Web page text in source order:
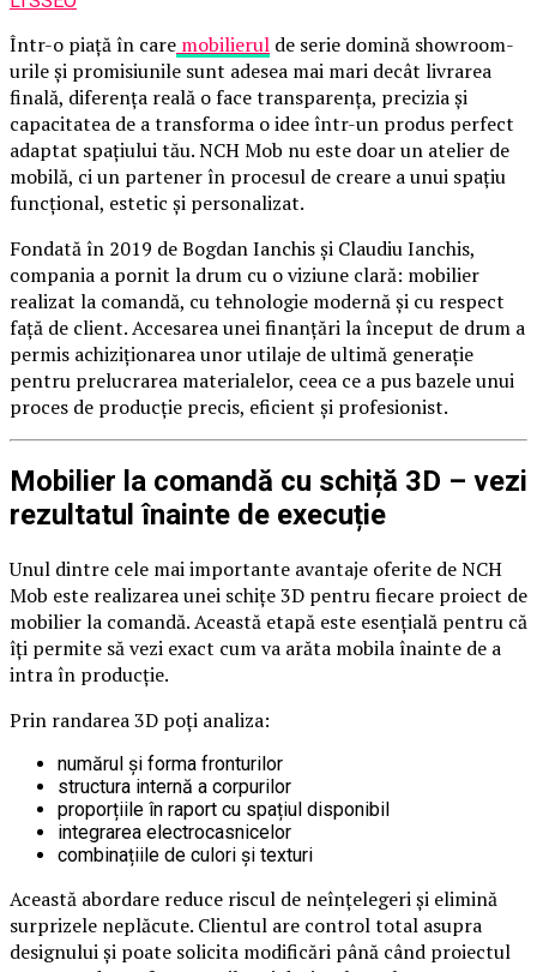
Într-o piață în care mobilierul de serie domină showroom-
urile și promisiunile sunt adesea mai mari decât livrarea
finală, diferența reală o face transparența, precizia și
capacitatea de a transforma o idee într-un produs perfect
adaptat spațiului tău. NCH Mob nu este doar un atelier de
mobilă, ci un partener în procesul de creare a unui spațiu
funcțional, estetic și personalizat.
Fondată în 2019 de Bogdan Ianchis și Claudiu Ianchis,
compania a pornit la drum cu o viziune clară: mobilier
realizat la comandă, cu tehnologie modernă și cu respect
față de client. Accesarea unei finanțări la început de drum a
permis achiziționarea unor utilaje de ultimă generație
pentru prelucrarea materialelor, ceea ce a pus bazele unui
proces de producție precis, eficient și profesionist.
Mobilier la comandă cu schiță 3D – vezi
rezultatul înainte de execuție
Unul dintre cele mai importante avantaje oferite de NCH
Mob este realizarea unei schițe 3D pentru fiecare proiect de
mobilier la comandă. Această etapă este esențială pentru că
îți permite să vezi exact cum va arăta mobila înainte de a
intra în producție.
Prin randarea 3D poți analiza:
numărul și forma fronturilor
structura internă a corpurilor
proporțiile în raport cu spațiul disponibil
integrarea electrocasnicelor
combinațiile de culori și texturi
Această abordare reduce riscul de neînțelegeri și elimină
surprizele neplăcute. Clientul are control total asupra
designului și poate solicita modificări până când proiectul